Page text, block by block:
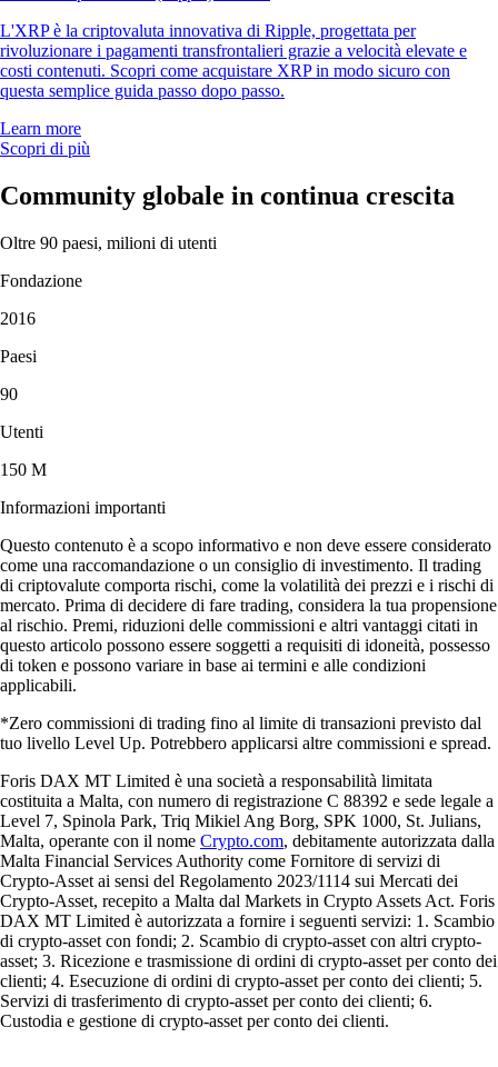
L'XRP è la criptovaluta innovativa di Ripple, progettata per
rivoluzionare i pagamenti transfrontalieri grazie a velocità elevate e
costi contenuti. Scopri come acquistare XRP in modo sicuro con
questa semplice guida passo dopo passo.
Learn more
Scopri di più
Community globale in continua crescita
Oltre 90 paesi, milioni di utenti
Fondazione
2016
Paesi
90
Utenti
150 M
Informazioni importanti
Questo contenuto è a scopo informativo e non deve essere considerato
come una raccomandazione o un consiglio di investimento. Il trading
di criptovalute comporta rischi, come la volatilità dei prezzi e i rischi di
mercato. Prima di decidere di fare trading, considera la tua propensione
al rischio. Premi, riduzioni delle commissioni e altri vantaggi citati in
questo articolo possono essere soggetti a requisiti di idoneità, possesso
di token e possono variare in base ai termini e alle condizioni
applicabili.
*Zero commissioni di trading fino al limite di transazioni previsto dal
tuo livello Level Up. Potrebbero applicarsi altre commissioni e spread.
Foris DAX MT Limited è una società a responsabilità limitata
costituita a Malta, con numero di registrazione C 88392 e sede legale a
Level 7, Spinola Park, Triq Mikiel Ang Borg, SPK 1000, St. Julians,
Malta, operante con il nome Crypto.com, debitamente autorizzata dalla
Malta Financial Services Authority come Fornitore di servizi di
Crypto-Asset ai sensi del Regolamento 2023/1114 sui Mercati dei
Crypto-Asset, recepito a Malta dal Markets in Crypto Assets Act. Foris
DAX MT Limited è autorizzata a fornire i seguenti servizi: 1. Scambio
di crypto-asset con fondi; 2. Scambio di crypto-asset con altri crypto-
asset; 3. Ricezione e trasmissione di ordini di crypto-asset per conto dei
clienti; 4. Esecuzione di ordini di crypto-asset per conto dei clienti; 5.
Servizi di trasferimento di crypto-asset per conto dei clienti; 6.
Custodia e gestione di crypto-asset per conto dei clienti.